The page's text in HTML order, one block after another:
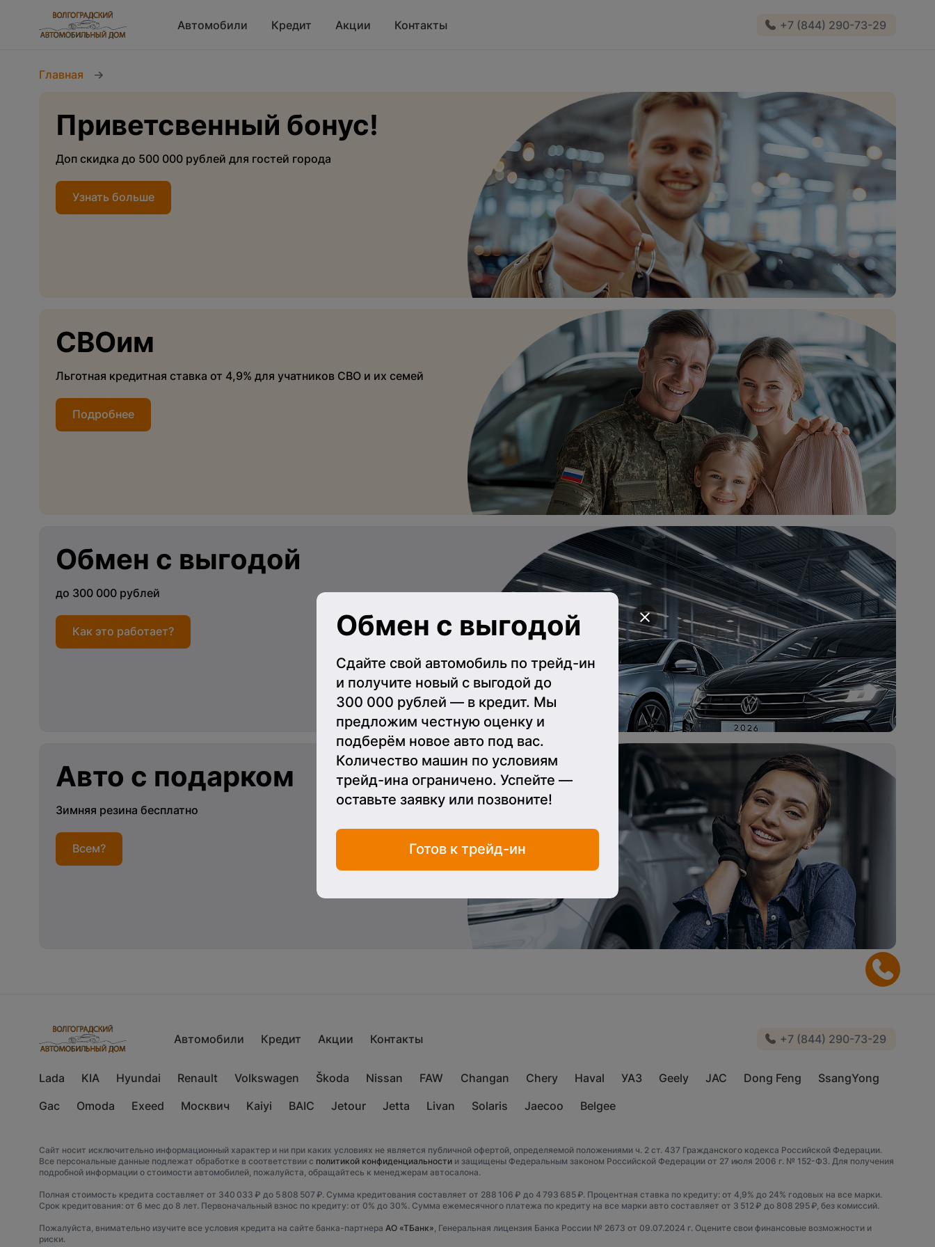
Автомобили Кредит Акции Контакты +7 (844) 290-73-29
Главная
Приветсвенный бонус!
Доп скидка до 500 000 рублей для гостей города
Узнать больше
СВОим
Льготная кредитная ставка от 4,9% для учатников СВО и их семей
Подробнее
Обмен с выгодой
до 300 000 рублей
Как это работает?
Авто с подарком
Зимняя резина бесплатно
Всем?
Автомобили Кредит Акции Контакты +7 (844) 290-73-29
Lada KIA Hyundai Renault Volkswagen Škoda Nissan FAW Changan Chery Haval УАЗ Geely JAC Dong Feng
SsangYong
Gac
Omoda Exeed Москвич Kaiyi BAIC Jetour Jetta Livan Solaris Jaecoo Belgee
Сайт носит исключительно информационный характер и ни при каких условиях не является публичной офертой, определяемой положениями ч. 2 ст. 437 Гражданского кодекса Российской Федерации.
Все персональные данные подлежат обработке в соответствии с политикой конфиденциальности и защищены Федеральным законом Российской Федерации от 27 июля 2006 г. № 152-ФЗ. Для получения
подробной информации о стоимости автомобилей, пожалуйста, обращайтесь к менеджерам автосалона.
Полная стоимость кредита составляет от 340 033 ₽ до 5 808 507 ₽. Сумма кредитования составляет от 288 106 ₽ до 4 793 685 ₽. Процентная ставка по кредиту: от 4,9% до 24% годовых на все марки.
Срок кредитования: от 6 мес до 8 лет. Первоначальный взнос по кредиту: от 0% до 30%. Сумма ежемесячного платежа по кредиту на все марки авто составляет от 3 512 ₽ до 808 295 ₽, без комиссий.
Пожалуйста, внимательно изучите все условия кредита на сайте банка-партнера АО «ТБанк», Генеральная лицензия Банка России № 2673 от 09.07.2024 г. Оцените свои финансовые возможности и
риски.
Обмен с выгодой
Сдайте свой автомобиль по трейд-ин
и получите новый с выгодой до
300 000 рублей — в кредит. Мы
предложим честную оценку и
подберём новое авто под вас.
Количество машин по условиям
трейд-ина ограничено. Успейте —
оставьте заявку или позвоните!
Готов к трейд-ин